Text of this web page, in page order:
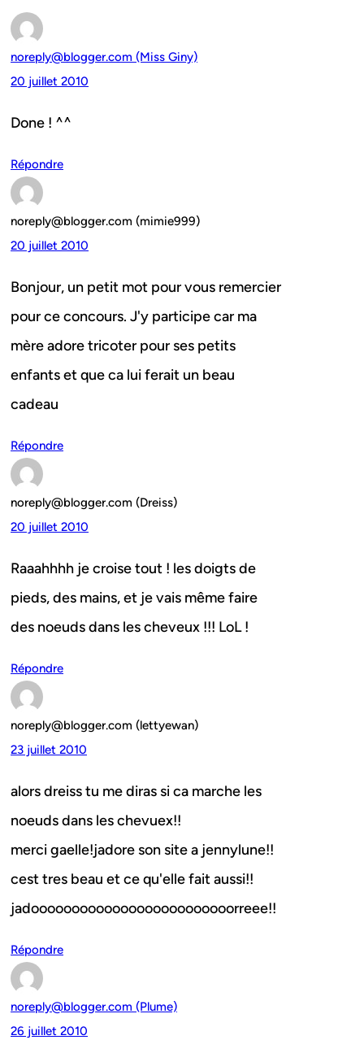
noreply@blogger.com (Miss Giny)
20 juillet 2010
Done ! ^^
Répondre
noreply@blogger.com (mimie999)
20 juillet 2010
Bonjour, un petit mot pour vous remercier
pour ce concours. J'y participe car ma
mère adore tricoter pour ses petits
enfants et que ca lui ferait un beau
cadeau
Répondre
noreply@blogger.com (Dreiss)
20 juillet 2010
Raaahhhh je croise tout ! les doigts de
pieds, des mains, et je vais même faire
des noeuds dans les cheveux !!! LoL !
Répondre
noreply@blogger.com (lettyewan)
23 juillet 2010
alors dreiss tu me diras si ca marche les
noeuds dans les chevuex!!
merci gaelle!jadore son site a jennylune!!
cest tres beau et ce qu'elle fait aussi!!
jadooooooooooooooooooooooooorreee!!
Répondre
noreply@blogger.com (Plume)
26 juillet 2010